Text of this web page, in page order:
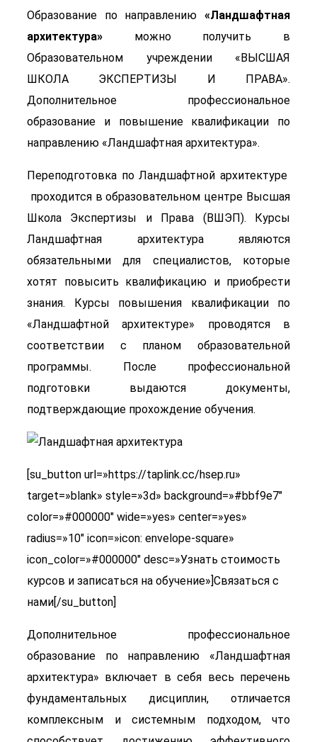
Образование по направлению «Ландшафтная
архитектура» можно получить в
Образовательном учреждении «ВЫСШАЯ
ШКОЛА ЭКСПЕРТИЗЫ И ПРАВА».
Дополнительное профессиональное
образование и повышение квалификации по
направлению «Ландшафтная архитектура».
Переподготовка по Ландшафтной архитектуре
проходится в образовательном центре Высшая
Школа Экспертизы и Права (ВШЭП). Курсы
Ландшафтная архитектура являются
обязательными для специалистов, которые
хотят повысить квалификацию и приобрести
знания. Курсы повышения квалификации по
«Ландшафтной архитектуре» проводятся в
соответствии с планом образовательной
программы. После профессиональной
подготовки выдаются документы,
подтверждающие прохождение обучения.
[su_button url=»https://taplink.cc/hsep.ru»
target=»blank» style=»3d» background=»#bbf9e7″
color=»#000000″ wide=»yes» center=»yes»
radius=»10″ icon=»icon: envelope-square»
icon_color=»#000000″ desc=»Узнать стоимость
курсов и записаться на обучение»]Связаться с
нами[/su_button]
Дополнительное профессиональное
образование по направлению «Ландшафтная
архитектура» включает в себя весь перечень
фундаментальных дисциплин, отличается
комплексным и системным подходом, что